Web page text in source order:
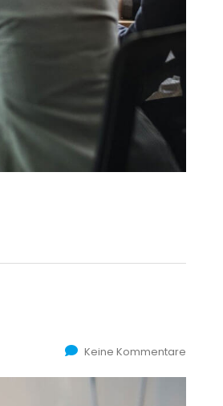
Keine Kommentare